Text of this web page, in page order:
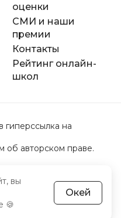
оценки
СМИ и наши
премии
Контакты
Рейтинг онлайн-
школ
гиперссылка на
об авторском праве.
данных
вы
🍪
Окей